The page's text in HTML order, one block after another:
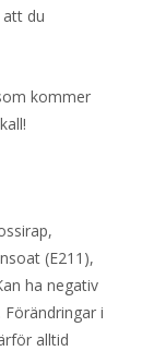
du
kommer
(E211),
ha negativ
i
alltid